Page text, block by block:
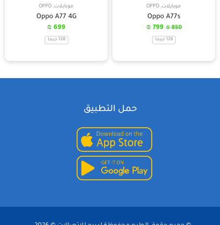
موبايلات,
OPPO
Oppo A77s
850
₪
799
₪
128 جيجا
موبايلات,
OPPO
Oppo A77 4G
699
₪
128 جيجا
حمل التطبيق